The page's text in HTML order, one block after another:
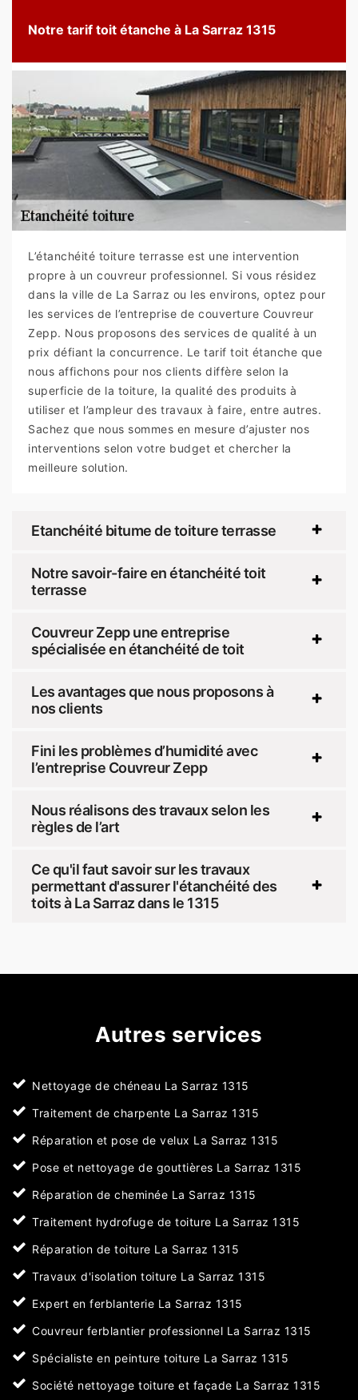
Notre tarif toit étanche à La Sarraz 1315
L’étanchéité toiture terrasse est une intervention
propre à un couvreur professionnel. Si vous résidez
dans la ville de La Sarraz ou les environs, optez pour
les services de l’entreprise de couverture Couvreur
Zepp. Nous proposons des services de qualité à un
prix défiant la concurrence. Le tarif toit étanche que
nous affichons pour nos clients diffère selon la
superficie de la toiture, la qualité des produits à
utiliser et l’ampleur des travaux à faire, entre autres.
Sachez que nous sommes en mesure d’ajuster nos
interventions selon votre budget et chercher la
meilleure solution.
Etanchéité bitume de toiture terrasse
Notre savoir-faire en étanchéité toit
terrasse
Couvreur Zepp une entreprise
spécialisée en étanchéité de toit
Les avantages que nous proposons à
nos clients
Fini les problèmes d’humidité avec
l’entreprise Couvreur Zepp
Nous réalisons des travaux selon les
règles de l’art
Ce qu'il faut savoir sur les travaux
permettant d'assurer l'étanchéité des
toits à La Sarraz dans le 1315
Autres services
Nettoyage de chéneau La Sarraz 1315
Traitement de charpente La Sarraz 1315
Réparation et pose de velux La Sarraz 1315
Pose et nettoyage de gouttières La Sarraz 1315
Réparation de cheminée La Sarraz 1315
Traitement hydrofuge de toiture La Sarraz 1315
Réparation de toiture La Sarraz 1315
Travaux d'isolation toiture La Sarraz 1315
Expert en ferblanterie La Sarraz 1315
Couvreur ferblantier professionnel La Sarraz 1315
Spécialiste en peinture toiture La Sarraz 1315
Société nettoyage toiture et façade La Sarraz 1315